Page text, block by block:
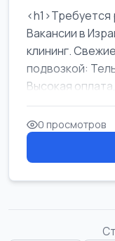
Вакансии в
клининг.
подвозкой:
Высокая
...
0 просмотров